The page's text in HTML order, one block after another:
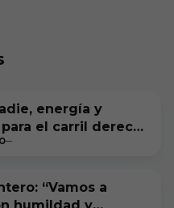
energía y
el carril derecho
“Vamos a